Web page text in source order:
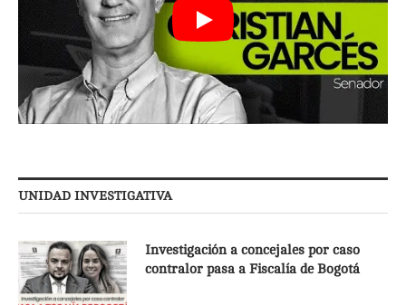
UNIDAD INVESTIGATIVA
Investigación a concejales por caso
contralor pasa a Fiscalía de Bogotá